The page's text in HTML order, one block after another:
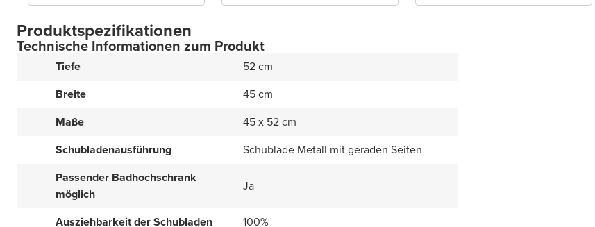
Produktspezifikationen
Technische Informationen zum Produkt
Tiefe
52 cm
Breite
45 cm
Maße
45 x 52 cm
Schubladenausführung
Schublade Metall mit geraden Seiten
Passender Badhochschrank
möglich
Ja
Ausziehbarkeit der Schubladen 100%